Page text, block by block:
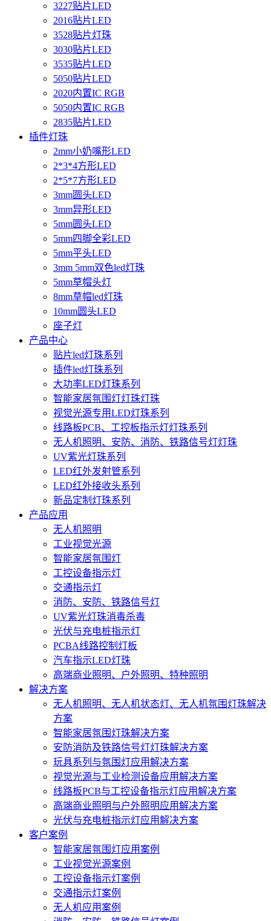
3227贴片LED
2016贴片LED
3528贴片灯珠
3030贴片LED
3535贴片LED
5050贴片LED
2020内置IC RGB
5050内置IC RGB
2835贴片LED
插件灯珠
2mm小奶嘴形LED
2*3*4方形LED
2*5*7方形LED
3mm圆头LED
3mm异形LED
5mm圆头LED
5mm四脚全彩LED
5mm平头LED
3mm 5mm双色led灯珠
5mm草帽头灯
8mm草帽led灯珠
10mm圆头LED
座子灯
产品中心
贴片led灯珠系列
插件led灯珠系列
大功率LED灯珠系列
智能家居氛围灯灯珠灯珠
视觉光源专用LED灯珠系列
线路板PCB、工控板指示灯灯珠系列
无人机照明、安防、消防、铁路信号灯灯珠
UV紫光灯珠系列
LED红外发射管系列
LED红外接收头系列
新品定制灯珠系列
产品应用
无人机照明
工业视觉光源
智能家居氛围灯
工控设备指示灯
交通指示灯
消防、安防、铁路信号灯
UV紫光灯珠消毒杀毒
光伏与充电桩指示灯
PCBA线路控制灯板
汽车指示LED灯珠
高端商业照明、户外照明、特种照明
解决方案
无人机照明、无人机状态灯、无人机氛围灯珠解决
方案
智能家居氛围灯珠解决方案
安防消防及铁路信号灯灯珠解决方案
玩具系列与氛围灯应用解决方案
视觉光源与工业检测设备应用解决方案
线路板PCB与工控设备指示灯应用解决方案
高端商业照明与户外照明应用解决方案
光伏与充电桩指示灯应用解决方案
客户案例
智能家居氛围灯应用案例
工业视觉光源案例
工控设备指示灯案例
交通指示灯案例
无人机应用案例